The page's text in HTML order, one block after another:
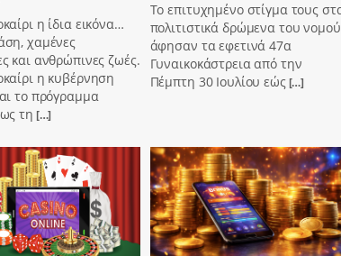
η ίδια εικόνα…
χαμένες
και ανθρώπινες ζωές.
η κυβέρνηση
το πρόγραμμα
τη […]
Το επιτυχημένο στίγμα τους
πολιτιστικά δρώμενα του νομού
άφησαν τα εφετινά 47α
Γυναικοκάστρεια από την
Πέμπτη 30 Ιουλίου εώς[…]